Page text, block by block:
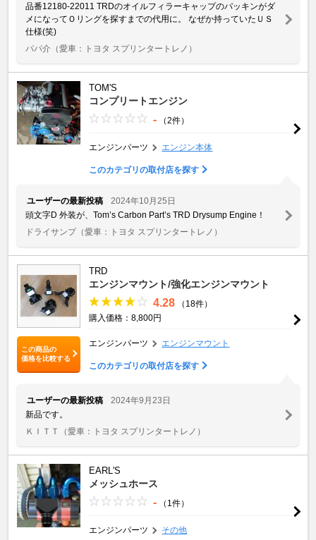
品番12180-22011 TRDのオイルフィラーキャップのパッキンがダ
メになってＯリングを探すまでの代用に。 なぜか持っていたＵＳ
仕様(笑)
パパ介 （愛車：トヨタ スプリンタートレノ）
TOM'S
コンプリートエンジン
- （2件）
エンジンパーツ エンジン本体
このカテゴリの取付店を探す
ユーザーの最新投稿
2024年10月25日
頭文字D 外装が、Tom’s Carbon Part’s TRD Drysump Engine！
ドライサンプ（愛車：トヨタ スプリンタートレノ）
この商品の
価格を比較する
TRD
エンジンマウント/強化エンジンマウント
4.28
（18件）
購入価格：8,800円
エンジンパーツ エンジンマウント
このカテゴリの取付店を探す
ユーザーの最新投稿
2024年9月23日
新品です。
ＫＩＴＴ
（愛車：トヨタ スプリンタートレノ）
EARL'S
メッシュホース
- （1件）
エンジンパーツ その他